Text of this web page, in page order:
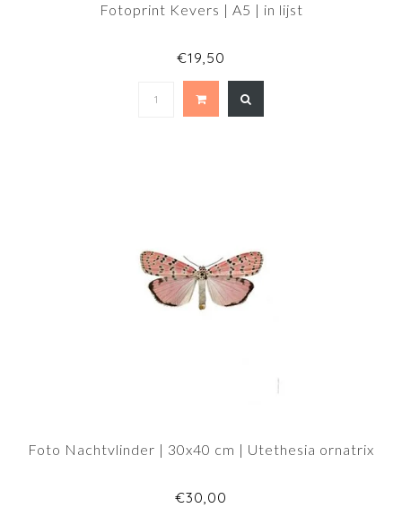
Fotoprint Kevers | A5 | in lijst
€19,50
Foto Nachtvlinder | 30x40 cm | Utethesia ornatrix
€30,00